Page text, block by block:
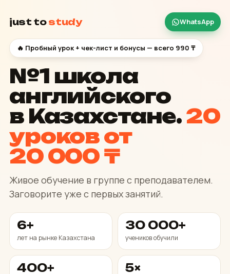
just tostudy WhatsApp
🔥 Пробный урок + чек-лист и бонусы — всего 990 ₸
№1 школа
английского
в Казахстане.20
уроков от
20 000 ₸
Живое обучение в группе с преподавателем.
Заговорите уже с первых занятий.
6+
лет на рынке Казахстана
30 000+
учеников обучили
400+ 5×